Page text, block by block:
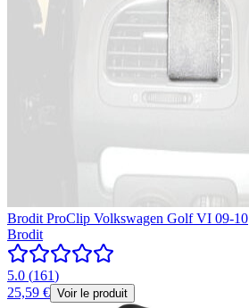
Brodit ProClip Volkswagen Golf VI 09-10
Brodit
5.0 (161)
25,59 € Voir le produit